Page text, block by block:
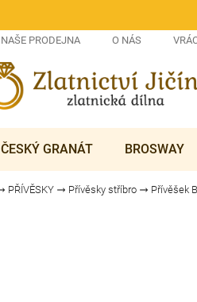
NAŠE PRODEJNA O NÁS
ČESKÝ GRANÁT BROSWAY
PŘÍVĚSKY Přívěsky stříbro Přívěšek